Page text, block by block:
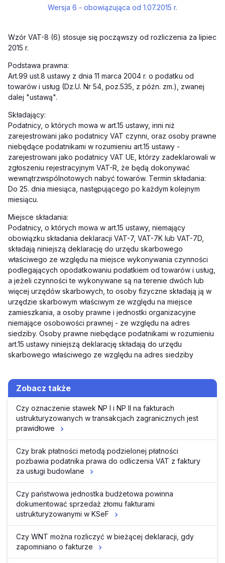
Wersja 6 - obowiązująca od 1.07.2015 r.
Wzór VAT-8 (6) stosuje się począwszy od rozliczenia za lipiec
2015 r.
Podstawa prawna:
Art.99 ust.8 ustawy z dnia 11 marca 2004 r. o podatku od
towarów i usług (Dz.U. Nr 54, poz.535, z późn. zm.), zwanej
dalej "ustawą".
Składający:
Podatnicy, o których mowa w art.15 ustawy, inni niż
zarejestrowani jako podatnicy VAT czynni, oraz osoby prawne
niebędące podatnikami w rozumieniu art.15 ustawy -
zarejestrowani jako podatnicy VAT UE, którzy zadeklarowali w
zgłoszeniu rejestracyjnym VAT-R, że będą dokonywać
wewnątrzwspólnotowych nabyć towarów. Termin składania:
Do 25. dnia miesiąca, następującego po każdym kolejnym
miesiącu.
Miejsce składania:
Podatnicy, o których mowa w art.15 ustawy, niemający
obowiązku składania deklaracji VAT-7, VAT-7K lub VAT-7D,
składają niniejszą deklarację do urzędu skarbowego
właściwego ze względu na miejsce wykonywania czynności
podlegających opodatkowaniu podatkiem od towarów i usług,
a jeżeli czynności te wykonywane są na terenie dwóch lub
więcej urzędów skarbowych, to osoby fizyczne składają ją w
urzędzie skarbowym właściwym ze względu na miejsce
zamieszkania, a osoby prawne i jednostki organizacyjne
niemające osobowości prawnej - ze względu na adres
siedziby. Osoby prawne niebędące podatnikami w rozumieniu
art.15 ustawy niniejszą deklarację składają do urzędu
skarbowego właściwego ze względu na adres siedziby
Zobacz także
Czy oznaczenie stawek NP I i NP II na fakturach
ustrukturyzowanych w transakcjach zagranicznych jest
prawidłowe
Czy brak płatności metodą podzielonej płatności
pozbawia podatnika prawa do odliczenia VAT z faktury
za usługi budowlane
Czy państwowa jednostka budżetowa powinna
dokumentować sprzedaż złomu fakturami
ustrukturyzowanymi w KSeF
Czy WNT można rozliczyć w bieżącej deklaracji, gdy
zapomniano o fakturze